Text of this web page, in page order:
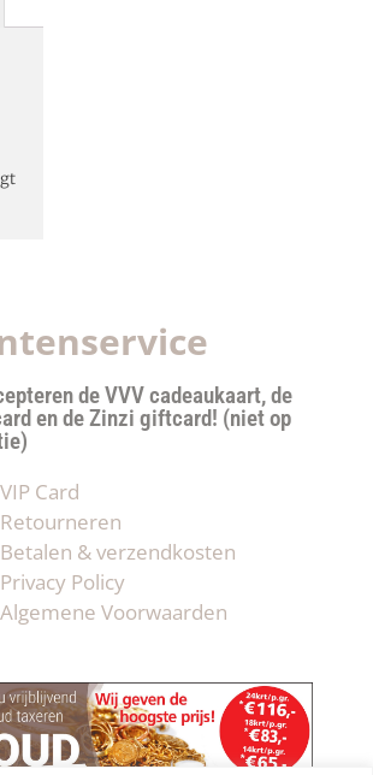
de VVV cadeaukaart, de
en de Zinzi giftcard! (niet op
VIP Card
Retourneren
Betalen & verzendkosten
Privacy Policy
Algemene Voorwaarden